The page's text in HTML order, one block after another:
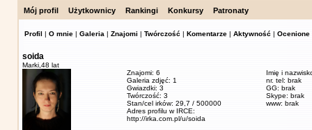
Mój profil Użytkownicy Rankingi Konkursy Patronaty
Profil | O mnie | Galeria | Znajomi | Twórczość | Komentarze | Aktywność | Ocenione
soida
Marki, 48 lat
Znajomi: 6
Galeria zdjęć: 1
Gwiazdki: 3
Twórczość: 3
Stan/cel irków: 29,7 / 500000
Adres profilu w IRCE:
http://irka.com.pl/u/soida
Imię i
nr. tel: brak
GG: brak
Skype: brak
www: brak